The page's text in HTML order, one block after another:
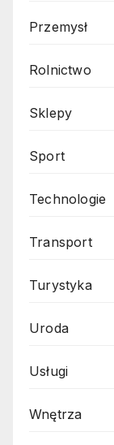
Przemysł
Rolnictwo
Sklepy
Sport
Technologie
Transport
Turystyka
Uroda
Usługi
Wnętrza